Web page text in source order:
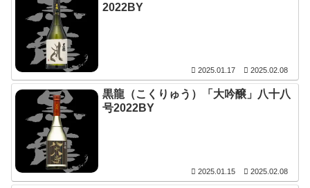
2022BY
2025.01.17 2025.02.08
黒龍（こくりゅう）「大吟醸」八十八
号2022BY
2025.01.15 2025.02.08